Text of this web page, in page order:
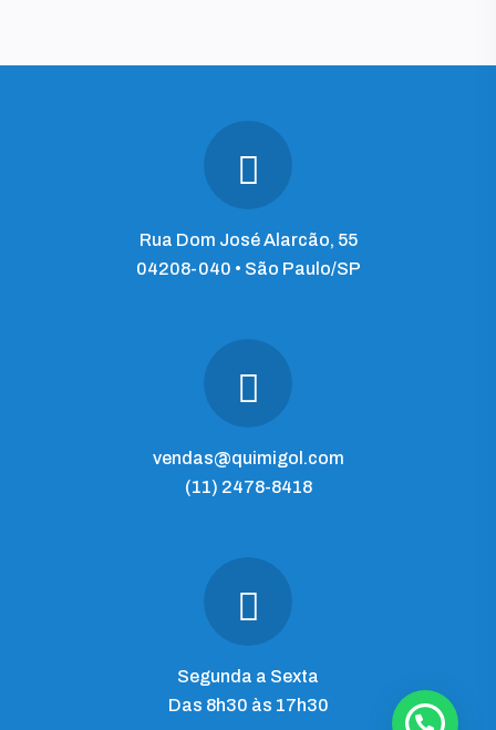
Rua Dom José Alarcão, 55
04208-040 • São Paulo/SP
vendas@quimigol.com
(11) 2478-8418
Segunda a Sexta
Das 8h30 às 17h30